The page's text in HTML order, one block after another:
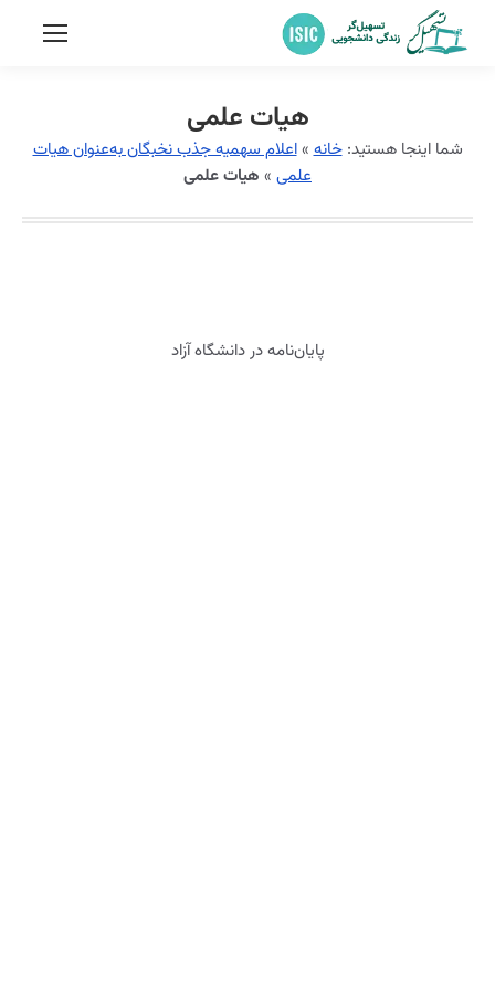
هیات علمی
شما اینجا هستید:خانه»اعلام سهمیه جذب نخبگان به‌عنوان هیات‌
علمی » هیات علمی
پایان‌نامه در دانشگاه آزاد